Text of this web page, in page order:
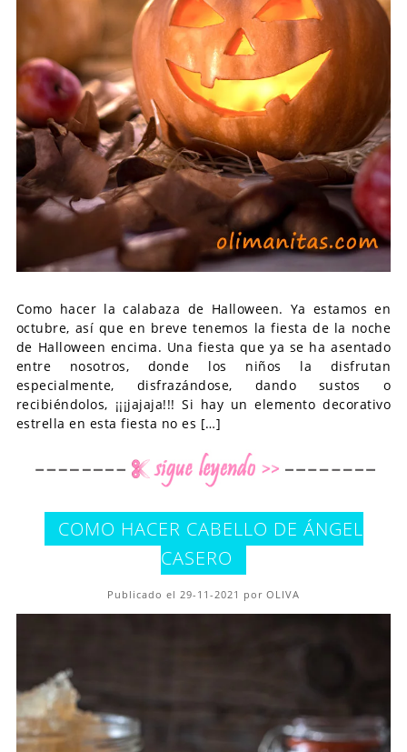
Como hacer la calabaza de Halloween. Ya estamos en
octubre, así que en breve tenemos la fiesta de la noche
de Halloween encima. Una fiesta que ya se ha asentado
entre nosotros, donde los niños la disfrutan
especialmente, disfrazándose, dando sustos o
recibiéndolos, ¡¡¡jajaja!!! Si hay un elemento decorativo
estrella en esta fiesta no es […]
COMO HACER CABELLO DE ÁNGEL
CASERO
Publicado el 29-11-2021 por OLIVA